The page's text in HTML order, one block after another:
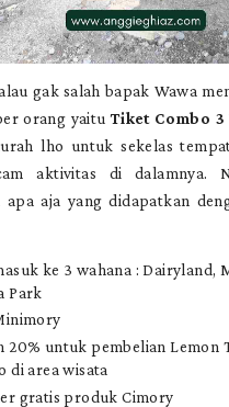
gak salah bapak Wawa
orang yaituTiket Combo 3
lho untuk sekelas
aktivitas di dalamnya.
apa aja yang didapatkan
ke 3 wahana : Dairyland,
Park
20% untuk pembelian Lemon
di area wisata
gratis produk Cimory